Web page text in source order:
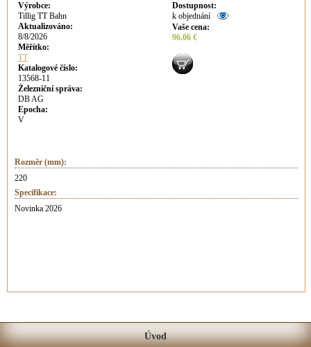
Výrobce:
Tillig TT Bahn
Aktualizováno:
8/8/2026
Měřítko:
TT
Katalogové číslo:
13568-11
Železniční správa:
DB AG
Epocha:
V
Dostupnost:
k objednání
Vaše cena:
96.06 €
Rozměr (mm):
220
Specifikace:
Novinka 2026
Úvod